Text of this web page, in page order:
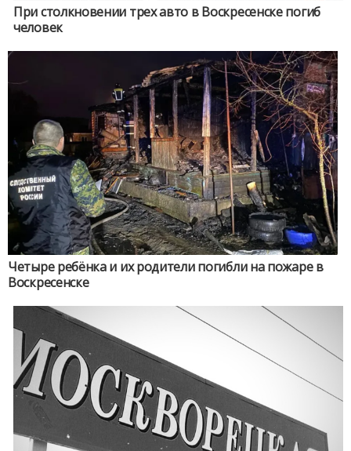
При столкновении трех авто в Воскресенске погиб
человек
Четыре ребёнка и их родители погибли на пожаре в
Воскресенске